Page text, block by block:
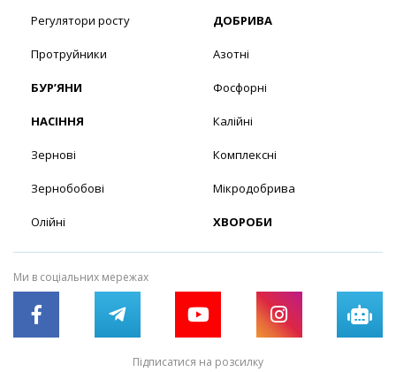
Регулятори росту
Протруйники
БУР’ЯНИ
НАСІННЯ
Зернові
Зернобобові
Олійні
ДОБРИВА
Азотні
Фосфорні
Калійні
Комплексні
Мікродобрива
ХВОРОБИ
Ми в соціальних мережах
Підписатися на розсилку